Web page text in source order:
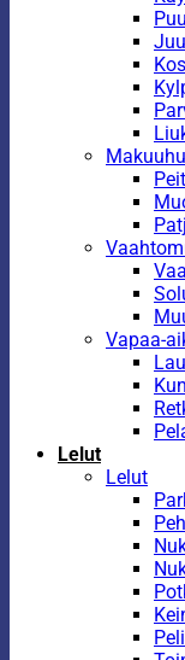
Vapaa-
Lelut
Lelut